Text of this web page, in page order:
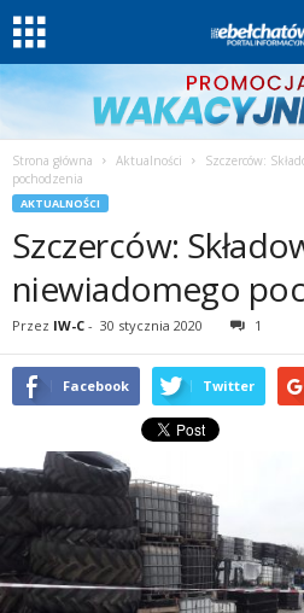
Strona główna Aktualności
Szczerców:
pochodzenia
AKTUALNOŚCI
Szczerców:
niewiadomego
Przez IW-C - 30 stycznia 2020 1
Facebook Twitter